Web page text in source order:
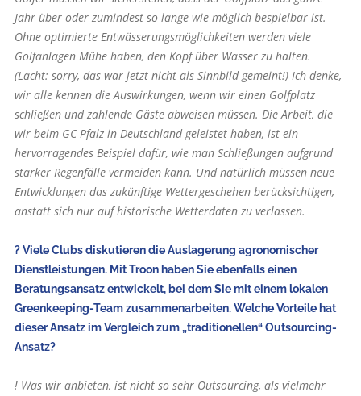
Jahr über oder zumindest so lange wie möglich bespielbar ist.
Ohne optimierte Entwässerungsmöglichkeiten werden viele
Golfanlagen Mühe haben, den Kopf über Wasser zu halten.
(Lacht: sorry, das war jetzt nicht als Sinnbild gemeint!) Ich denke,
wir alle kennen die Auswirkungen, wenn wir einen Golfplatz
schließen und zahlende Gäste abweisen müssen. Die Arbeit, die
wir beim GC Pfalz in Deutschland geleistet haben, ist ein
hervorragendes Beispiel dafür, wie man Schließungen aufgrund
starker Regenfälle vermeiden kann. Und natürlich müssen neue
Entwicklungen das zukünftige Wettergeschehen berücksichtigen,
anstatt sich nur auf historische Wetterdaten zu verlassen.
? Viele Clubs diskutieren die Auslagerung agronomischer
Dienstleistungen. Mit Troon haben Sie ebenfalls einen
Beratungsansatz entwickelt, bei dem Sie mit einem lokalen
Greenkeeping-Team zusammenarbeiten. Welche Vorteile hat
dieser Ansatz im Vergleich zum „traditionellen“ Outsourcing-
Ansatz?
! Was wir anbieten, ist nicht so sehr Outsourcing, als vielmehr